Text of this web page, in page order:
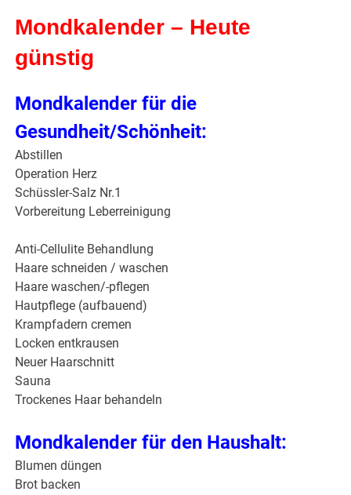
Mondkalender – Heute
günstig
Mondkalender für die
Gesundheit/Schönheit:
Abstillen
Operation Herz
Schüssler-Salz Nr.1
Vorbereitung Leberreinigung
Anti-Cellulite Behandlung
Haare schneiden / waschen
Haare waschen/-pflegen
Hautpflege (aufbauend)
Krampfadern cremen
Locken entkrausen
Neuer Haarschnitt
Sauna
Trockenes Haar behandeln
Mondkalender für den Haushalt:
Blumen düngen
Brot backen